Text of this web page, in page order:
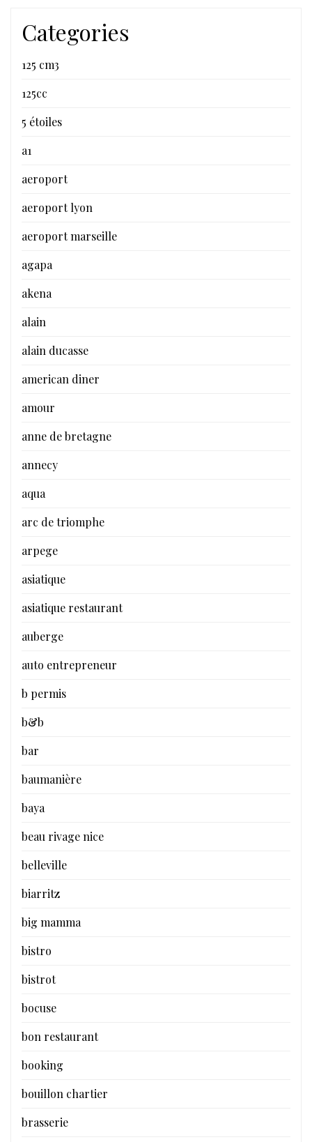
Categories
125 cm3
125cc
5 étoiles
a1
aeroport
aeroport lyon
aeroport marseille
agapa
akena
alain
alain ducasse
american diner
amour
anne de bretagne
annecy
aqua
arc de triomphe
arpege
asiatique
asiatique restaurant
auberge
auto entrepreneur
b permis
b&b
bar
baumanière
baya
beau rivage nice
belleville
biarritz
big mamma
bistro
bistrot
bocuse
bon restaurant
booking
bouillon chartier
brasserie